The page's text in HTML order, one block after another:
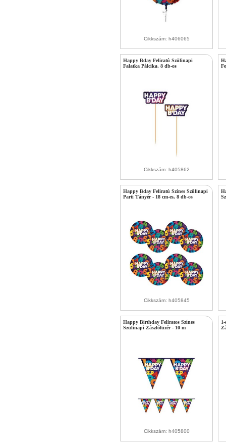
Cikkszám: h406065
Happy Bday Feliratú Szülinapi
Falatka Pálcika, 8 db-os
Cikkszám: h405862
Happy Bday Feliratú Színes Szülinapi
Parti Tányér - 18 cm-es, 8 db-os
Cikkszám: h405845
Happy Birthday Feliratos Színes
Szülinapi Zászlófüzér - 10 m
Cikkszám: h405800